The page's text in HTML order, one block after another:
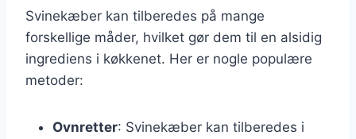
Svinekæber kan tilberedes på mange
forskellige måder, hvilket gør dem til en alsidig
ingrediens i køkkenet. Her er nogle populære
metoder:
Ovnretter: Svinekæber kan tilberedes i